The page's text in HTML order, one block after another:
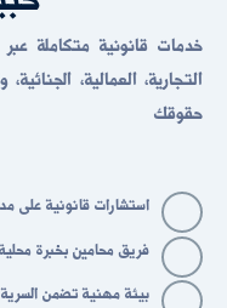
خدمات قانونية متكاملة
التجارية، العمالية،
حقوقك
24/7 استشارات قانونية على
فريق محامين بخبرة محلية
بيئة مهنية تضمن السرية